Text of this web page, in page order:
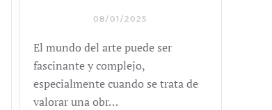
08/01/2025
El mundo del arte puede ser
fascinante y complejo,
especialmente cuando se trata de
valorar una obr…